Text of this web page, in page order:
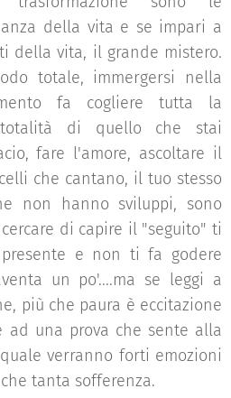
della vita e se impari a
della vita, il grande mistero.
totale, immergersi nella
fa cogliere tutta la
di quello che stai
fare l'amore, ascoltare il
che cantano, il tuo stesso
non hanno sviluppi, sono
di capire il "seguito" ti
e non ti fa godere
un po'....ma se leggi a
più che paura è eccitazione
ad una prova che sente alla
verranno forti emozioni
tanta sofferenza.